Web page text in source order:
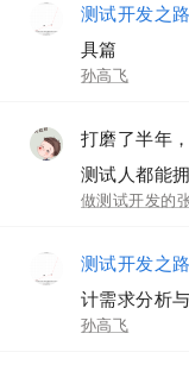
测试开发之路
具篇
孙高飞
打磨了半年
测试人都能
做测试开发的
测试开发之路
计需求分析
孙高飞